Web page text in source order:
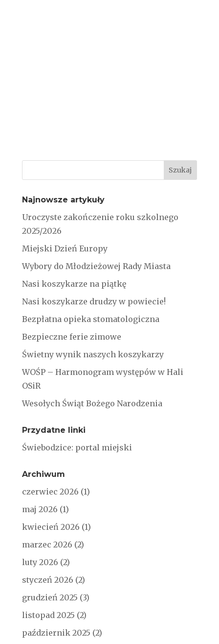
Najnowsze artykuły
Uroczyste zakończenie roku szkolnego
2025/2026
Miejski Dzień Europy
Wybory do Młodzieżowej Rady Miasta
Nasi koszykarze na piątkę
Nasi koszykarze drudzy w powiecie!
Bezpłatna opieka stomatologiczna
Bezpieczne ferie zimowe
Świetny wynik naszych koszykarzy
WOŚP – Harmonogram występów w Hali
OSiR
Wesołych Świąt Bożego Narodzenia
Przydatne linki
Świebodzice: portal miejski
Archiwum
czerwiec 2026 (1)
maj 2026 (1)
kwiecień 2026 (1)
marzec 2026 (2)
luty 2026 (2)
styczeń 2026 (2)
grudzień 2025 (3)
listopad 2025 (2)
październik 2025 (2)